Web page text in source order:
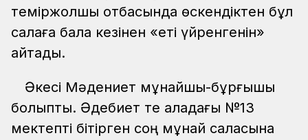
теміржолшы отбасында өскендіктен бұл
салаға бала кезінен «еті үйренгенін»
айтады.
Әкесі Мәдениет мұнайшы-бұрғышы
болыпты. Әдебиет те қаладағы №13
мектепті бітірген соң мұнай саласына